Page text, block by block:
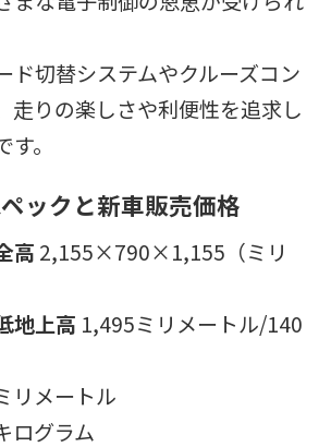
ド切替システムやクルーズコン
走りの楽しさや利便性を追求し
。
ックと新車販売価格
高 2,155×790×1,155（ミリ
地上高 1,495ミリメートル/140
リメートル
ログラム